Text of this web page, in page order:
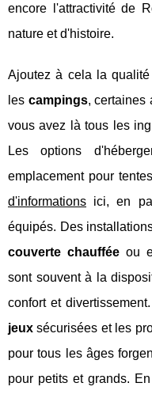
encore l'attractivité de
nature et d'histoire.
Ajoutez à cela la
les campings, certaines
vous avez là tous les
Les options
emplacement pour
d'informations ici, en
équipés. Des
couverte chauffée ou
sont souvent à la
confort et
jeux sécurisées et les
pour tous les âges
pour petits et grands.